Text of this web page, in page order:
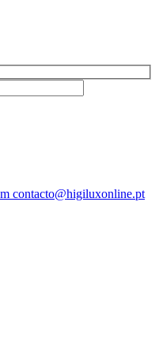
contacto@higiluxonline.pt